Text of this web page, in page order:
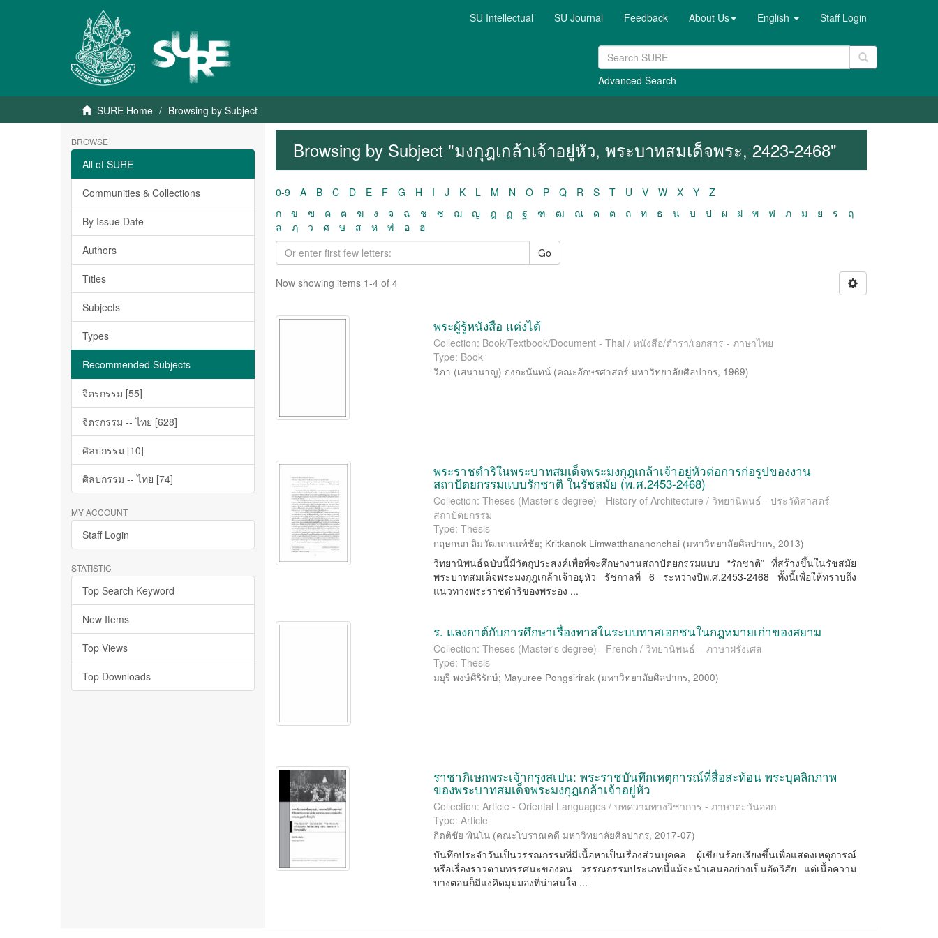
SU Intellectual SU Journal Feedback About Us English Staff Login
Advanced Search
SURE Home Browsing by Subject
BROWSE
All of SURE
Communities & Collections
By Issue Date
Authors
Titles
Subjects
Types
Recommended Subjects
จิตรกรรม [55]
จิตรกรรม -- ไทย [628]
ศิลปกรรม [10]
ศิลปกรรม -- ไทย [74]
MY ACCOUNT
Staff Login
STATISTIC
Top Search Keyword
New Items
Top Views
Top Downloads
Browsing by Subject "มงกุฎเกล้าเจ้าอยู่หัว, พระบาทสมเด็จพระ, 2423-2468"
0-9 A B C D E F G H I J K L M N O P Q R S T U V W X Y
Z
ก
ข ฃ ค ฅ ฆ ง จ ฉ ช ซ ฌ ญ ฎ ฏ ฐ ฑ ฒ ณ ด ต ถ ท ธ น บ ป ผ ฝ พ ฟ ภ ม ย ร
ฤ
ล
ฦ ว ศ ษ ส ห ฬ อ
ฮ
Go
Now showing items 1-4 of 4
พระผู้รู้หนังสือ แต่งได้
Collection: Book/Textbook/Document - Thai / หนังสือ/ตำรา/เอกสาร - ภาษาไทย
Type: Book
วิภา (เสนานาญ) กงกะนันทน์ (คณะอักษรศาสตร์ มหาวิทยาลัยศิลปากร, 1969)
พระราชดำริในพระบาทสมเด็จพระมงกุฎเกล้าเจ้าอยู่หัวต่อการก่อรูปของงาน
สถาปัตยกรรมแบบรักชาติ ในรัชสมัย (พ.ศ.2453-2468)
Collection: Theses (Master's degree) - History of Architecture / วิทยานิพนธ์ - ประวัติศาสตร์
สถาปัตยกรรม
Type: Thesis
กฤษกนก ลิมวัฒนานนท์ชัย; Kritkanok Limwatthananonchai (มหาวิทยาลัยศิลปากร,2013)
วิทยานิพนธ์ฉบับนี้มีวัตถุประสงค์เพื่อที่จะศึกษางานสถาปัตยกรรมแบบ “รักชาติ” ที่สร้างขึ้นในรัชสมัย
พระบาทสมเด็จพระมงกุฎเกล้าเจ้าอยู่หัว รัชกาลที่ 6 ระหว่างปีพ.ศ.2453-2468 ทั้งนี้เพื่อให้ทราบถึง
แนวทางพระราชดำริของพระอง ...
ร. แลงกาต์กับการศึกษาเรื่องทาสในระบบทาสเอกชนในกฎหมายเก่าของสยาม
Collection: Theses (Master's degree) - French / วิทยานิพนธ์ – ภาษาฝรั่งเศส
Type: Thesis
มยุรี พงษ์ศิริรักษ์; Mayuree Pongsirirak (มหาวิทยาลัยศิลปากร,2000)
ราชาภิเษกพระเจ้ากรุงสเปน: พระราชบันทึกเหตุการณ์ที่สื่อสะท้อน พระบุคลิกภาพ
ของพระบาทสมเด็จพระมงกุฎเกล้าเจ้าอยู่หัว
Collection: Article - Oriental Languages / บทความทางวิชาการ - ภาษาตะวันออก
Type: Article
กิตติชัย พินโน (คณะโบราณคดี มหาวิทยาลัยศิลปากร,2017-07)
บันทึกประจำวันเป็นวรรณกรรมที่มีเนื้อหาเป็นเรื่องส่วนบุคคล ผู้เขียนร้อยเรียงขึ้นเพื่อแสดงเหตุการณ์
หรือเรื่องราวตามทรรศนะของตน วรรณกรรมประเภทนี้แม้จะนำเสนออย่างเป็นอัตวิสัย แต่เนื้อความ
บางตอนก็มีแง่คิดมุมมองที่น่าสนใจ ...